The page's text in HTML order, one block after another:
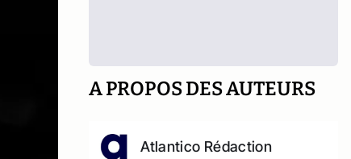
A PROPOS DES AUTEURS
Atlantico Rédaction